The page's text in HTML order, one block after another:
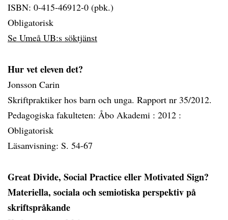
ISBN: 0-415-46912-0 (pbk.)
Obligatorisk
Se Umeå UB:s söktjänst
Hur vet eleven det?
Jonsson Carin
Skriftpraktiker hos barn och unga. Rapport nr 35/2012.
Pedagogiska fakulteten: Åbo Akademi : 2012 :
Obligatorisk
Läsanvisning: S. 54-67
Great Divide, Social Practice eller Motivated Sign?
Materiella, sociala och semiotiska perspektiv på
skriftspråkande